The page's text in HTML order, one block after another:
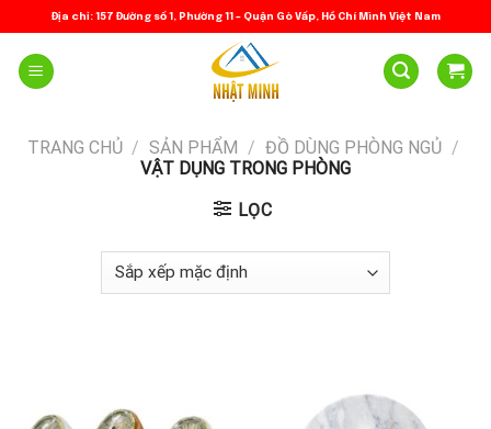
to
content
Địa chỉ: 157 Đường số 1, Phường 11 – Quận Gò Vấp, Hồ Chí Minh Việt Nam
TRANG CHỦ / SẢN PHẨM / ĐỒ DÙNG PHÒNG NGỦ /
VẬT DỤNG TRONG PHÒNG
LỌC